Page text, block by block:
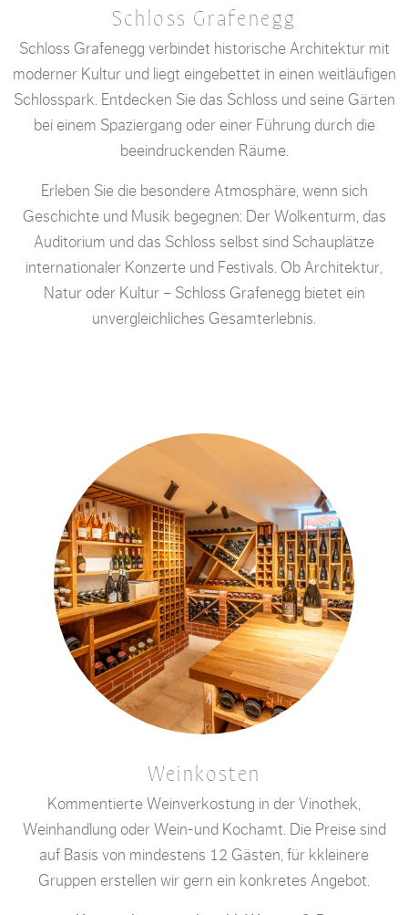
Schloss Grafenegg
Schloss Grafenegg verbindet historische Architektur mit
moderner Kultur und liegt eingebettet in einen weitläufigen
Schlosspark. Entdecken Sie das Schloss und seine Gärten
bei einem Spaziergang oder einer Führung durch die
beeindruckenden Räume.
Erleben Sie die besondere Atmosphäre, wenn sich
Geschichte und Musik begegnen: Der Wolkenturm, das
Auditorium und das Schloss selbst sind Schauplätze
internationaler Konzerte und Festivals. Ob Architektur,
Natur oder Kultur – Schloss Grafenegg bietet ein
unvergleichliches Gesamterlebnis.
Weinkosten
Kommentierte Weinverkostung in der Vinothek,
Weinhandlung oder Wein-und Kochamt. Die Preise sind
auf Basis von mindestens 12 Gästen, für kkleinere
Gruppen erstellen wir gern ein konkretes Angebot.